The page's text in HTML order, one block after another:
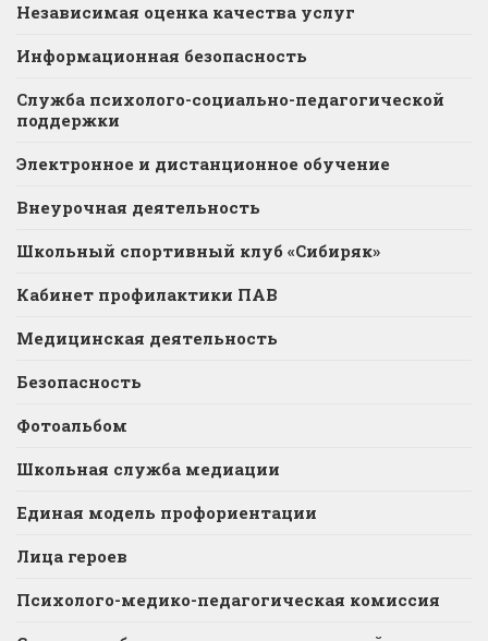
Независимая оценка качества услуг
Информационная безопасность
Служба психолого-социально-педагогической
поддержки
Электронное и дистанционное обучение
Внеурочная деятельность
Школьный спортивный клуб «Сибиряк»
Кабинет профилактики ПАВ
Медицинская деятельность
Безопасность
Фотоальбом
Школьная служба медиации
Единая модель профориентации
Лица героев
Психолого-медико-педагогическая комиссия